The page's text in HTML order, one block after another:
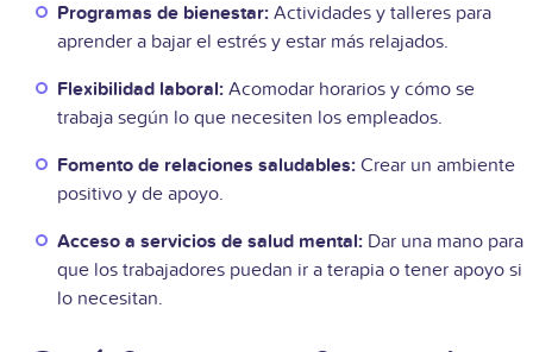
Programas de bienestar: Actividades y talleres para
aprender a bajar el estrés y estar más relajados.
Flexibilidad laboral: Acomodar horarios y cómo se
trabaja según lo que necesiten los empleados.
Fomento de relaciones saludables: Crear un ambiente
positivo y de apoyo.
Acceso a servicios de salud mental: Dar una mano para
que los trabajadores puedan ir a terapia o tener apoyo si
lo necesitan.